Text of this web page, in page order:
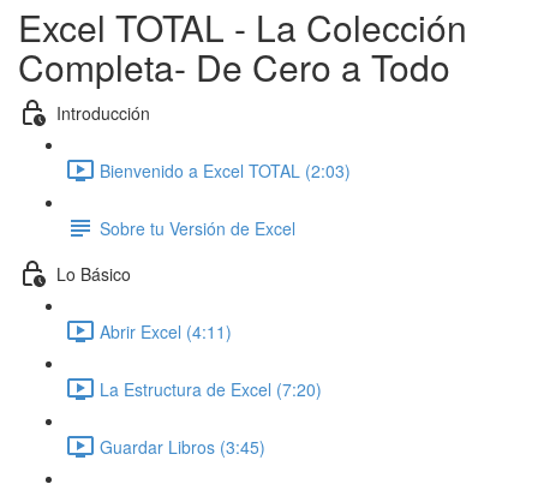
Excel TOTAL - La Colección
Completa- De Cero a Todo
Introducción
Bienvenido a Excel TOTAL (2:03)
Sobre tu Versión de Excel
Lo Básico
Abrir Excel (4:11)
La Estructura de Excel (7:20)
Guardar Libros (3:45)